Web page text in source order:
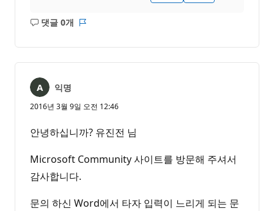
댓글 0개
설
음
익명
2016년 3월 9일 오전 12:46
안녕하십니까? 유진전 님
Microsoft Community 사이트를 방문해 주셔서
감사합니다.
문의 하신 Word에서 타자 입력이 느리게 되는 문